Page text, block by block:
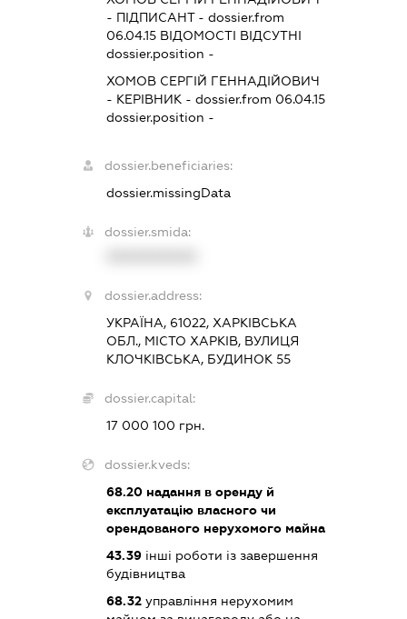
- ПІДПИСАНТ- dossier.from
06.04.15ВІДОМОСТІ ВІДСУТНІ
dossier.position -
ХОМОВ СЕРГІЙ ГЕННАДІЙОВИЧ
- КЕРІВНИК - dossier.from 06.04.15
dossier.position -
dossier.beneficiaries:
dossier.missingData
dossier.smida:
dossier.address:
УКРАЇНА, 61022, ХАРКІВСЬКА
ОБЛ., МІСТО ХАРКІВ, ВУЛИЦЯ
КЛОЧКІВСЬКА, БУДИНОК 55
dossier.capital:
17 000 100 грн.
dossier.kveds:
68.20надання в оренду й
експлуатацію власного чи
орендованого нерухомого майна
43.39інші роботи із завершення
будівництва
68.32управління нерухомим